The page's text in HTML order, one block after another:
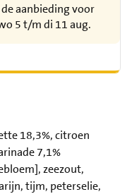
aanbieding voor
5 t/m di 11 aug.
18,3%, citroen
7,1%
zeezout,
tijm, peterselie,